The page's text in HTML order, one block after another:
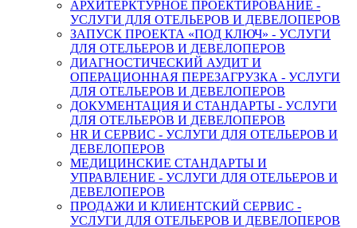
АРХИТЕРКТУРНОЕ ПРОЕКТИРОВАНИЕ -
УСЛУГИ ДЛЯ ОТЕЛЬЕРОВ И ДЕВЕЛОПЕРОВ
ЗАПУСК ПРОЕКТА «ПОД КЛЮЧ» - УСЛУГИ
ДЛЯ ОТЕЛЬЕРОВ И ДЕВЕЛОПЕРОВ
ДИАГНОСТИЧЕСКИЙ АУДИТ И
ОПЕРАЦИОННАЯ ПЕРЕЗАГРУЗКА - УСЛУГИ
ДЛЯ ОТЕЛЬЕРОВ И ДЕВЕЛОПЕРОВ
ДОКУМЕНТАЦИЯ И СТАНДАРТЫ - УСЛУГИ
ДЛЯ ОТЕЛЬЕРОВ И ДЕВЕЛОПЕРОВ
HR И СЕРВИС - УСЛУГИ ДЛЯ ОТЕЛЬЕРОВ И
ДЕВЕЛОПЕРОВ
МЕДИЦИНСКИЕ СТАНДАРТЫ И
УПРАВЛЕНИЕ - УСЛУГИ ДЛЯ ОТЕЛЬЕРОВ И
ДЕВЕЛОПЕРОВ
ПРОДАЖИ И КЛИЕНТСКИЙ СЕРВИС -
УСЛУГИ ДЛЯ ОТЕЛЬЕРОВ И ДЕВЕЛОПЕРОВ